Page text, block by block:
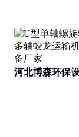
河北博森环保